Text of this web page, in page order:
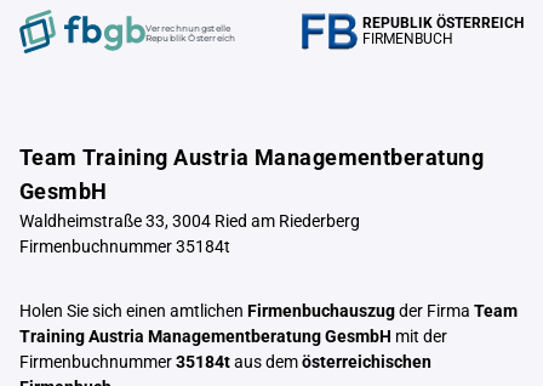
Verrechnungstelle
Republik Österreich
REPUBLIK ÖSTERREICH
FIRMENBUCH
Team Training Austria Managementberatung
GesmbH
Waldheimstraße 33, 3004 Ried am Riederberg
Firmenbuchnummer 35184t
Holen Sie sich einen amtlichen Firmenbuchauszugder Firma Team
Training Austria Managementberatung GesmbH mit der
Firmenbuchnummer35184taus demösterreichischen